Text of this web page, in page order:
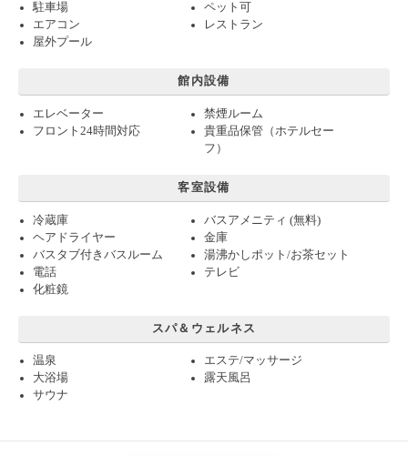
駐車場
ペット可
エアコン
レストラン
屋外プール
館内設備
エレベーター
禁煙ルーム
フロント24時間対応
貴重品保管（ホテルセー
フ）
客室設備
冷蔵庫
バスアメニティ (無料)
ヘアドライヤー
金庫
バスタブ付きバスルーム
湯沸かしポット/お茶セット
電話
テレビ
化粧鏡
スパ＆ウェルネス
温泉
エステ/マッサージ
大浴場
露天風呂
サウナ